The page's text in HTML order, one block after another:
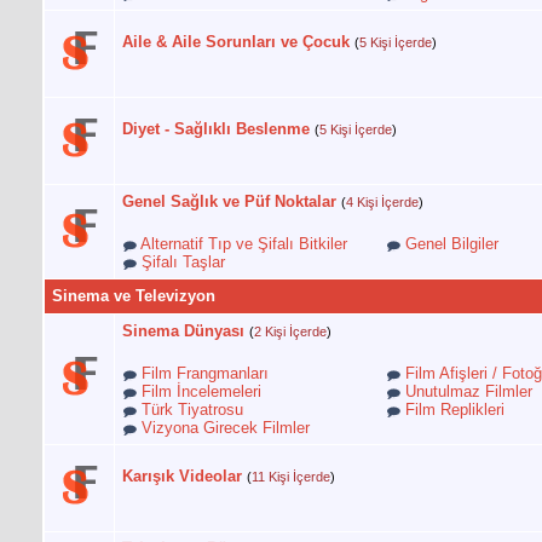
Aile & Aile Sorunları ve Çocuk (5 Kişi İçerde)
Diyet - Sağlıklı Beslenme (5 Kişi İçerde)
Genel Sağlık ve Püf Noktalar (4 Kişi İçerde)
Alternatif Tıp ve Şifalı Bitkiler
Genel Bilgiler
Şifalı Taşlar
Sinema ve Televizyon
Sinema Dünyası (2 Kişi İçerde)
Film Frangmanları
Film Afişleri /
Film İncelemeleri
Unutulmaz Filmler
Türk Tiyatrosu
Film Replikleri
Vizyona Girecek Filmler
Karışık Videolar (11 Kişi İçerde)